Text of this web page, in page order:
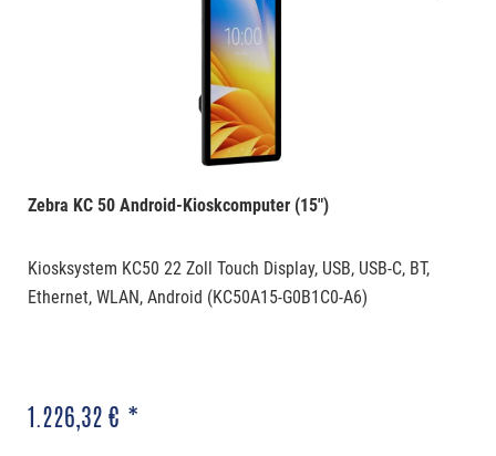
Zebra KC 50 Android-Kioskcomputer (15")
Kiosksystem KC50 22 Zoll Touch Display, USB, USB-C, BT,
Ethernet, WLAN, Android (KC50A15-G0B1C0-A6)
1.226,32 € *